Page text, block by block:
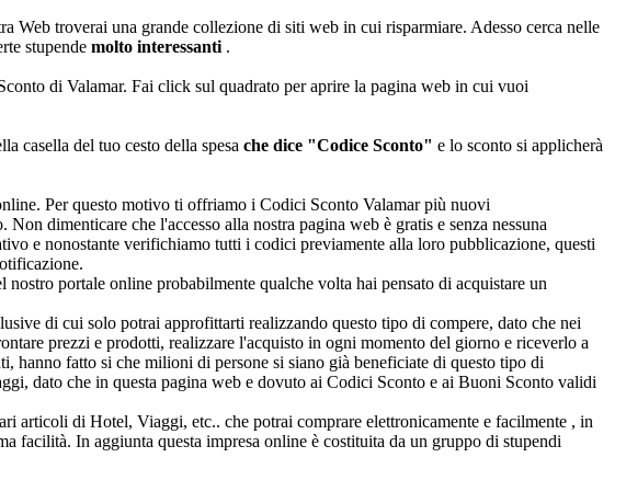
Web troverai una grande collezione di siti web in cui risparmiare. Adesso cerca nelle
stupende molto interessanti .
di Valamar. Fai click sul quadrato per aprire la pagina web in cui vuoi
casella del tuo cesto della spesa che dice "Codice Sconto" e lo sconto si applicherà
Per questo motivo ti offriamo i Codici Sconto Valamar più nuovi
dimenticare che l'accesso alla nostra pagina web è gratis e senza nessuna
e nonostante verifichiamo tutti i codici previamente alla loro pubblicazione, questi
portale online probabilmente qualche volta hai pensato di acquistare un
di cui solo potrai approfittarti realizzando questo tipo di compere, dato che nei
prezzi e prodotti, realizzare l'acquisto in ogni momento del giorno e riceverlo a
hanno fatto si che milioni di persone si siano già beneficiate di questo tipo di
dato che in questa pagina web e dovuto ai Codici Sconto e ai Buoni Sconto validi
articoli di Hotel, Viaggi, etc.. che potrai comprare elettronicamente e facilmente , in
facilità. In aggiunta questa impresa online è costituita da un gruppo di stupendi